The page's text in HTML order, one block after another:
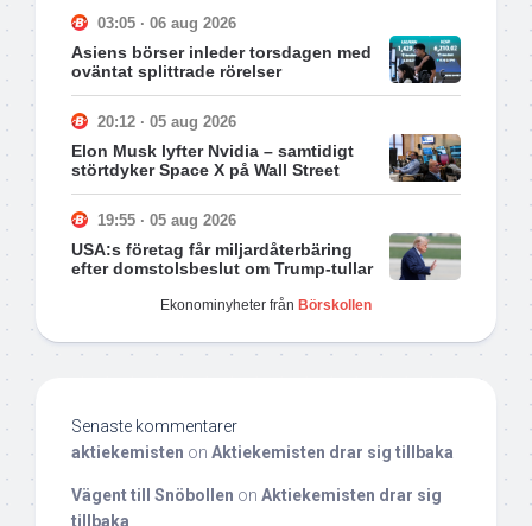
03:05 · 06 aug 2026
Asiens börser inleder torsdagen med
oväntat splittrade rörelser
20:12 · 05 aug 2026
Elon Musk lyfter Nvidia – samtidigt
störtdyker Space X på Wall Street
19:55 · 05 aug 2026
USA:s företag får miljardåterbäring
efter domstolsbeslut om Trump-tullar
Ekonominyheter från Börskollen
Senaste kommentarer
aktiekemisten on Aktiekemisten drar sig tillbaka
Vägent till Snöbollen on Aktiekemisten drar sig
tillbaka